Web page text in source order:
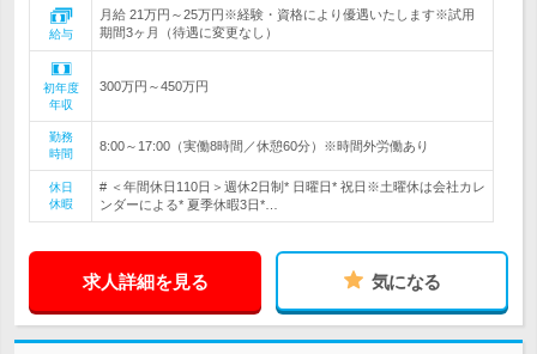
給与
月給 21万円～25万円※経験・資格により優遇いたします※試用
期間3ヶ月（待遇に変更なし）
初年度
年収
300万円～450万円
勤務
時間
8:00～17:00（実働8時間／休憩60分）※時間外労働あり
休日
休暇
# ＜年間休日110日＞週休2日制* 日曜日* 祝日※土曜休は会社カレ
ンダーによる* 夏季休暇3日*…
求人詳細を見る 気になる